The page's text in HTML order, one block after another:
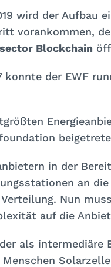
wird der Aufbau
vorankommen,
Blockchain
konnte der EWF
in der
an
Nun
auf die
als intermediäre